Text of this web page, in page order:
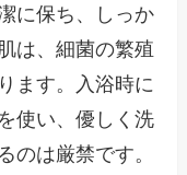
に保ち、しっか
は、細菌の繁殖
ます。入浴時に
使い、優しく洗
のは厳禁です。